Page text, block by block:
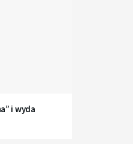
i wyda